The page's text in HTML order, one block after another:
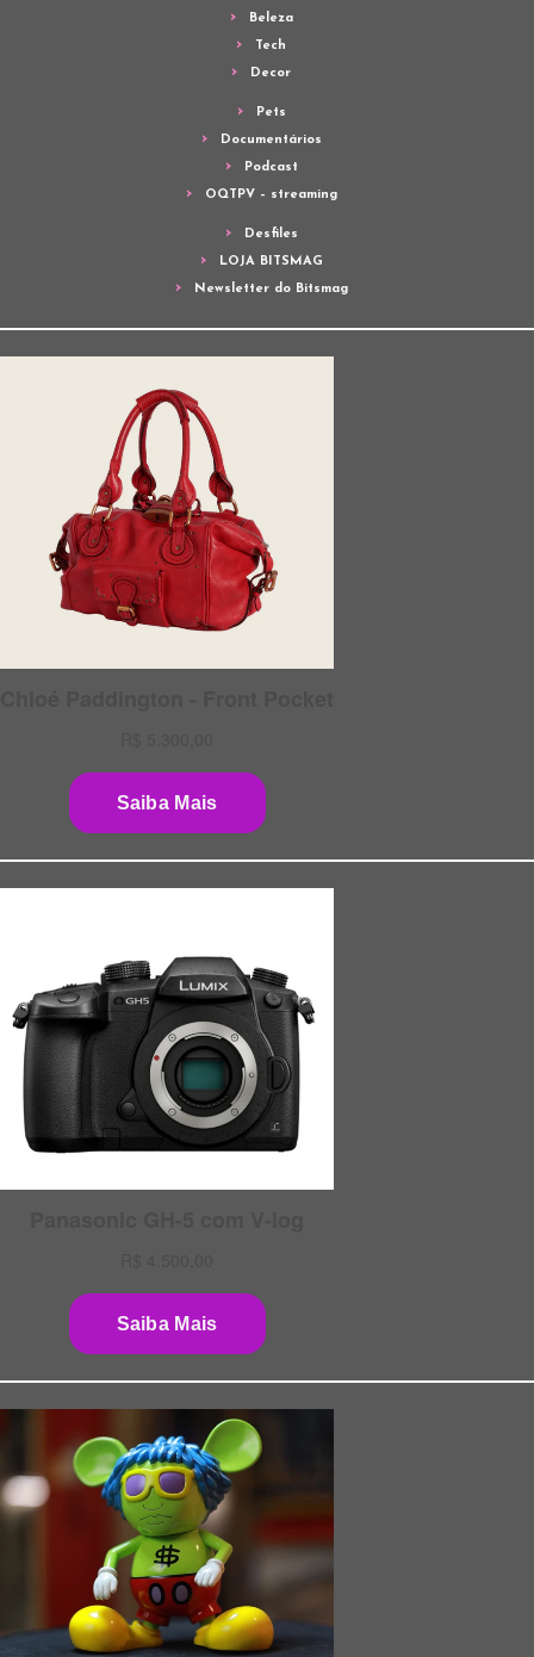
Beleza
Tech
Decor
Pets
Documentários
Podcast
OQTPV – streaming
Desfiles
LOJA BITSMAG
Newsletter do Bitsmag